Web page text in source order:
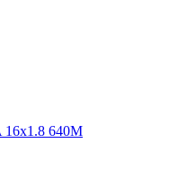
16x1.8 640M